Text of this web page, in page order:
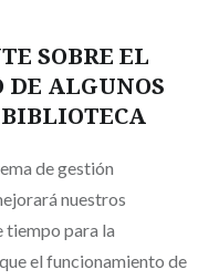
SOBRE EL
ALGUNOS
de gestión
nuestros
tiempo para la
el funcionamiento de